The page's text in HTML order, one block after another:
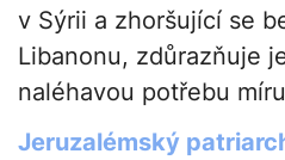
v Sýrii a zhoršující se
Libanonu, zdůrazňuje
naléhavou potřebu
Jeruzalémský